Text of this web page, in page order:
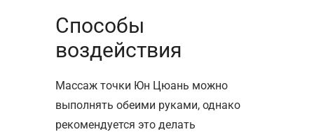
Способы
воздействия
Массаж точки Юн Цюань можно
выполнять обеими руками, однако
рекомендуется это делать